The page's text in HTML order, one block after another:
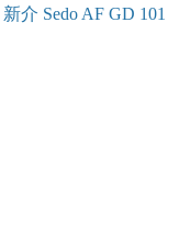
新介 Sedo AF GD 101